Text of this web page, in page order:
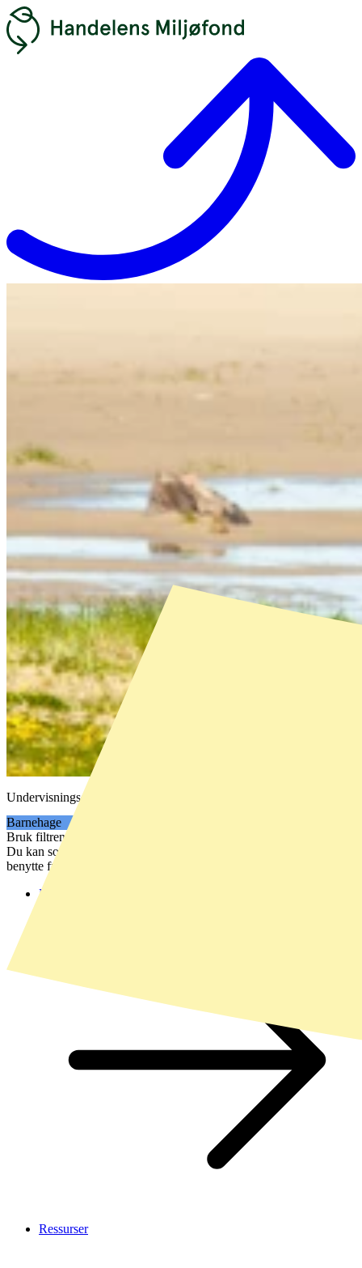
Undervisningsopplegg for barnehage
Barnehage
Bruk filtrene nedenfor for å finne relevante undervisningsopplegg.
Du kan sortere etter trinn, fag, type ressurs og varighet. Du kan også
benytte frisøk-funksjonen nederst på sida.
Hjem
Ressurser